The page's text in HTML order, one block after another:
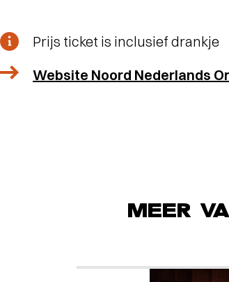
Prijs ticket is inclusief drankje
Website Noord Nederlands
MEER